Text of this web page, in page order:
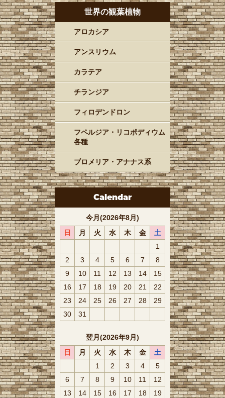
世界の観葉植物
アロカシア
アンスリウム
カラテア
チランジア
フィロデンドロン
フペルジア・リコポディウム
各種
ブロメリア・アナナス系
Calendar
今月(2026年8月)
日
月 火 水 木 金
土
1
2
3 4 5 6 7
8
9
10 11 12 13 14
15
16
17 18 19 20 21
22
23
24 25 26 27 28
29
30
31
翌月(2026年9月)
日
月 火 水 木 金
土
1
2 3 4
5
6
7 8 9 10 11
12
13
14 15 16 17 18 19